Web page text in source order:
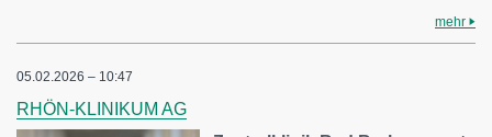
mehr
05.02.2026 – 10:47
RHÖN-KLINIKUM AG